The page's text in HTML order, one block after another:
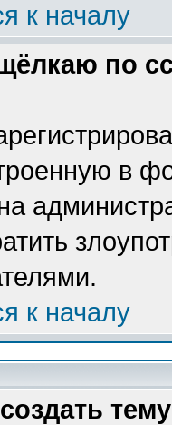
к началу
по
в
к началу